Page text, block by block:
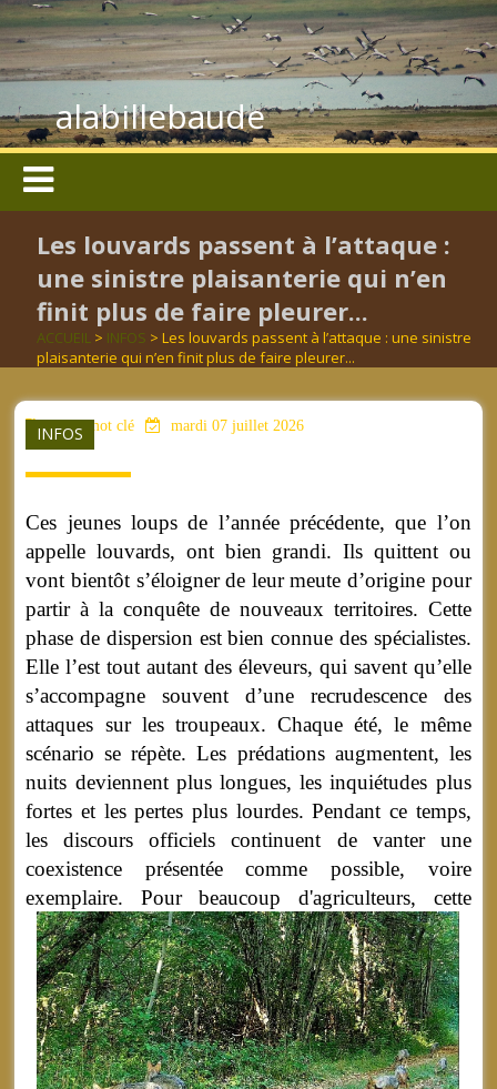
alabillebaude
Les louvards passent à l’attaque :
une sinistre plaisanterie qui n’en
finit plus de faire pleurer...
ACCUEIL > INFOS > Les louvards passent à l’attaque : une sinistre
plaisanterie qui n’en finit plus de faire pleurer...
INFOS
aucun mot clé mardi 07 juillet 2026
Ces jeunes loups de l’année précédente, que l’on
appelle louvards, ont bien grandi. Ils quittent ou
vont bientôt s’éloigner de leur meute d’origine pour
partir à la conquête de nouveaux territoires. Cette
phase de dispersion est bien connue des spécialistes.
Elle l’est tout autant des éleveurs, qui savent qu’elle
s’accompagne souvent d’une recrudescence des
attaques sur les troupeaux. Chaque été, le même
scénario se répète. Les prédations augmentent, les
nuits deviennent plus longues, les inquiétudes plus
fortes et les pertes plus lourdes. Pendant ce temps,
les discours officiels continuent de vanter une
coexistence présentée comme possible, voire
exemplaire. Pour beaucoup d'agriculteurs, cette